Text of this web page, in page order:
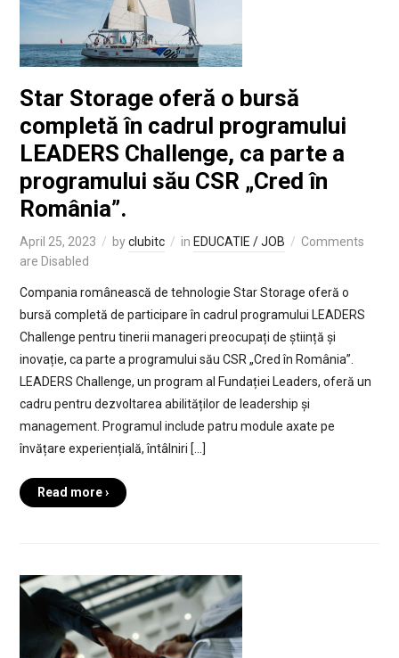
Star Storage oferă o bursă
completă în cadrul programului
LEADERS Challenge, ca parte a
programului său CSR „Cred în
România”.
April 25, 2023 byclubitc in EDUCATIE / JOB
Comments
are Disabled
Compania românească de tehnologie Star Storage oferă o
bursă completă de participare în cadrul programului LEADERS
Challenge pentru tinerii manageri preocupați de știință și
inovație, ca parte a programului său CSR „Cred în România”.
LEADERS Challenge, un program al Fundației Leaders, oferă un
cadru pentru dezvoltarea abilităților de leadership și
management. Programul include patru module axate pe
învățare experiențială, întâlniri […]
Read more ›